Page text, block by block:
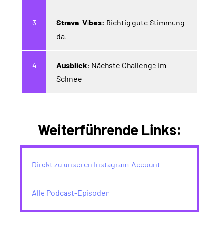
Strava-Vibes: Richtig gute Stimmung
da!
Ausblick: Nächste Challenge im
Schnee
Weiterführende Links:
Direkt zu unseren Instagram-Account
Alle Podcast-Episoden